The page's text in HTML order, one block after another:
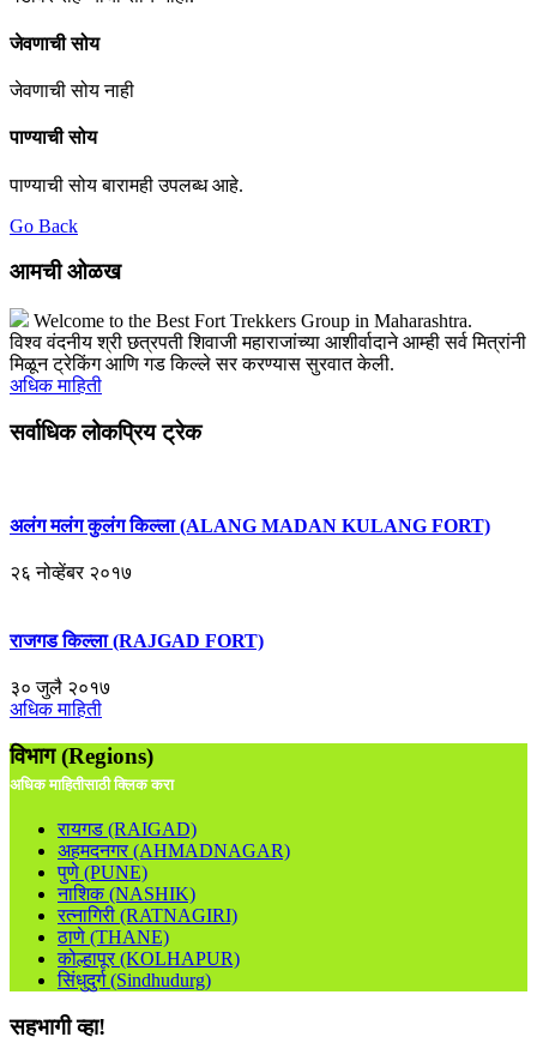
जेवणाची सोय
जेवणाची सोय नाही
पाण्याची सोय
पाण्याची सोय बारामही उपलब्ध आहे.
Go Back
आमची ओळख
Welcome to the Best Fort Trekkers Group in Maharashtra.
विश्व वंदनीय श्री छत्रपती शिवाजी महाराजांच्या आशीर्वादाने आम्ही सर्व मित्रांनी
मिळून ट्रेकिंग आणि गड किल्ले सर करण्यास सुरवात केली.
अधिक माहिती
सर्वाधिक लोकप्रिय ट्रेक
अलंग मलंग कुलंग किल्ला (ALANG MADAN KULANG FORT)
२६ नोव्हेंबर २०१७
राजगड किल्ला (RAJGAD FORT)
३० जुलै २०१७
अधिक माहिती
विभाग (Regions)
अधिक माहितीसाठी क्लिक करा
रायगड (RAIGAD)
अहमदनगर (AHMADNAGAR)
पुणे (PUNE)
नाशिक (NASHIK)
रत्नागिरी (RATNAGIRI)
ठाणे (THANE)
कोल्हापूर (KOLHAPUR)
सिंधुदुर्ग (Sindhudurg)
सहभागी व्हा!